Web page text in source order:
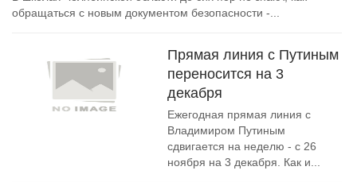
обращаться с новым документом безопасности -...
Прямая линия с Путиным
переносится на 3
декабря
Ежегодная прямая линия с
Владимиром Путиным
сдвигается на неделю - с 26
ноября на 3 декабря. Как и...